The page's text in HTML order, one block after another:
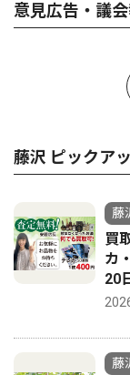
意見広告・議
藤沢 ピックア
藤
買
カ
20
藤